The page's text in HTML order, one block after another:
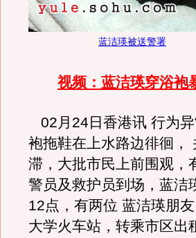
蓝洁瑛被送警署
视频：蓝洁瑛穿浴袍
02月24日香港讯 行为
袍拖鞋在上水路边徘徊，
滞，大批市民上前围观，
警员及救护员到场，蓝洁
12点，有两位 蓝洁瑛朋
大学火车站，转乘市区出